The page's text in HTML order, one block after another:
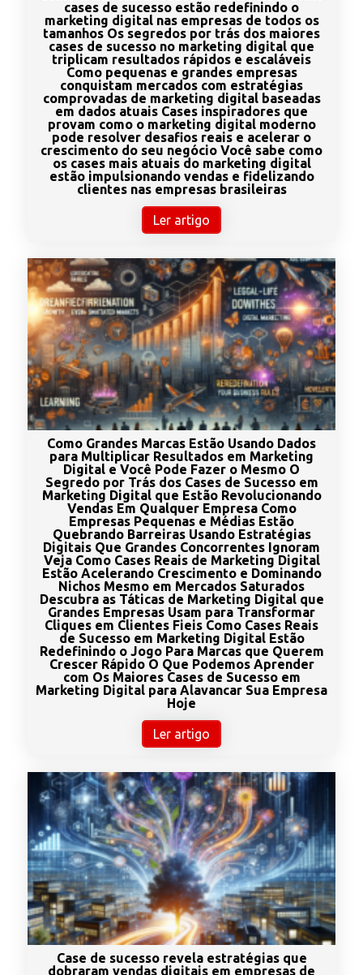
cases de sucesso estão redefinindo o
marketing digital nas empresas de todos os
tamanhos Os segredos por trás dos maiores
cases de sucesso no marketing digital que
triplicam resultados rápidos e escaláveis
Como pequenas e grandes empresas
conquistam mercados com estratégias
comprovadas de marketing digital baseadas
em dados atuais Cases inspiradores que
provam como o marketing digital moderno
pode resolver desafios reais e acelerar o
crescimento do seu negócio Você sabe como
os cases mais atuais do marketing digital
estão impulsionando vendas e fidelizando
clientes nas empresas brasileiras
Ler artigo
Como Grandes Marcas Estão Usando Dados
para Multiplicar Resultados em Marketing
Digital e Você Pode Fazer o Mesmo O
Segredo por Trás dos Cases de Sucesso em
Marketing Digital que Estão Revolucionando
Vendas Em Qualquer Empresa Como
Empresas Pequenas e Médias Estão
Quebrando Barreiras Usando Estratégias
Digitais Que Grandes Concorrentes Ignoram
Veja Como Cases Reais de Marketing Digital
Estão Acelerando Crescimento e Dominando
Nichos Mesmo em Mercados Saturados
Descubra as Táticas de Marketing Digital que
Grandes Empresas Usam para Transformar
Cliques em Clientes Fieis Como Cases Reais
de Sucesso em Marketing Digital Estão
Redefinindo o Jogo Para Marcas que Querem
Crescer Rápido O Que Podemos Aprender
com Os Maiores Cases de Sucesso em
Marketing Digital para Alavancar Sua Empresa
Hoje
Ler artigo
Case de sucesso revela estratégias que
dobraram vendas digitais em empresas de